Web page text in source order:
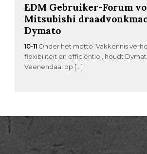
EDM Gebruiker-Forum
Mitsubishi
Dymato
10-11 Onder het motto ‘Vakkennis
flexibiliteit en efficiëntie’, houdt
Veenendaal op […]